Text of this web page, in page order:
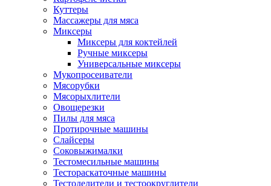
Куттеры
Массажеры для мяса
Миксеры
Миксеры для коктейлей
Ручные миксеры
Универсальные миксеры
Мукопросеиватели
Мясорубки
Мясорыхлители
Овощерезки
Пилы для мяса
Протирочные машины
Слайсеры
Соковыжималки
Тестомесильные машины
Тестораскаточные машины
Тестоделители и тестоокруглители